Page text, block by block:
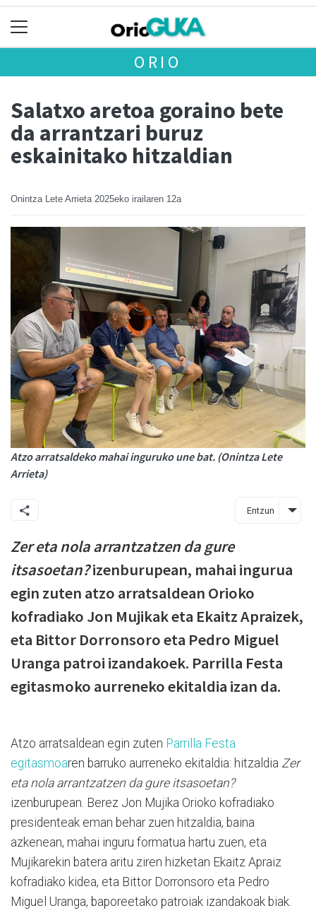
ORIO
Salatxo aretoa goraino bete
da arrantzari buruz
eskainitako hitzaldian
Onintza Lete Arrieta 2025eko irailaren 12a
Atzo arratsaldeko mahai inguruko une bat. (Onintza Lete
Arrieta)
Entzun
Zer eta nola arrantzatzen da gure
itsasoetan?izenburupean, mahai ingurua
egin zuten atzo arratsaldean Orioko
kofradiako Jon Mujikak eta Ekaitz Apraizek,
eta Bittor Dorronsoro eta Pedro Miguel
Uranga patroi izandakoek. Parrilla Festa
egitasmoko aurreneko ekitaldia izan da.
Atzo arratsaldean egin zuten Parrilla Festa
egitasmoaren barruko aurreneko ekitaldia: hitzaldia Zer
eta nola arrantzatzen da gure itsasoetan?
izenburupean. Berez Jon Mujika Orioko kofradiako
presidenteak eman behar zuen hitzaldia, baina
azkenean, mahai inguru formatua hartu zuen, eta
Mujikarekin batera aritu ziren hizketan Ekaitz Apraiz
kofradiako kidea, eta Bittor Dorronsoro eta Pedro
Miguel Uranga, baporeetako patroiak izandakoak biak.